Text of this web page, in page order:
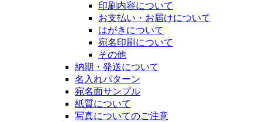
印刷内容について
お支払い・お届けについて
はがきについて
宛名印刷について
その他
納期・発送について
名入れパターン
宛名面サンプル
紙質について
写真についてのご注意